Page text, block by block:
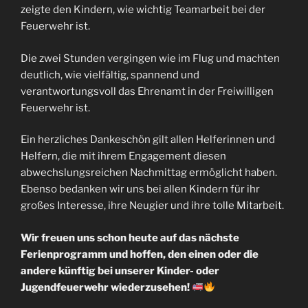
zeigte den Kindern, wie wichtig Teamarbeit bei der
Feuerwehr ist.
Die zwei Stunden vergingen wie im Flug und machten
deutlich, wie vielfältig, spannend und
verantwortungsvoll das Ehrenamt in der Freiwilligen
Feuerwehr ist.
Ein herzliches Dankeschön gilt allen Helferinnen und
Helfern, die mit ihrem Engagement diesen
abwechslungsreichen Nachmittag ermöglicht haben.
Ebenso bedanken wir uns bei allen Kindern für ihr
großes Interesse, ihre Neugier und ihre tolle Mitarbeit.
Wir freuen uns schon heute auf das nächste
Ferienprogramm und hoffen, den einen oder die
andere künftig bei unserer Kinder- oder
Jugendfeuerwehr wiederzusehen!